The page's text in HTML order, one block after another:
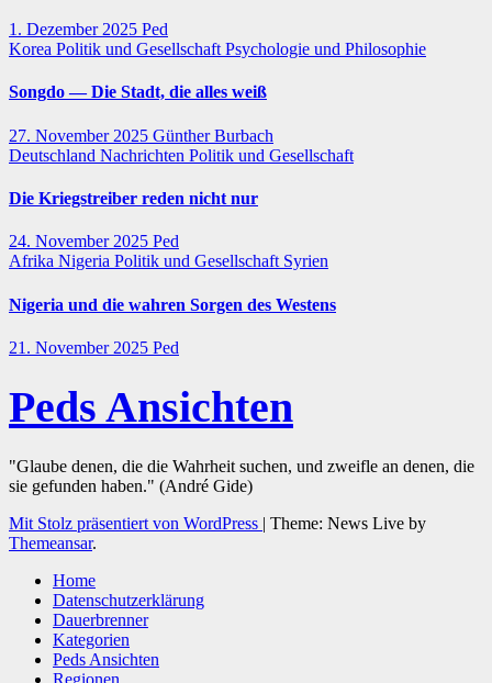
1. Dezember 2025 Ped
Korea Politik und Gesellschaft Psychologie und Philosophie
Songdo — Die Stadt, die alles weiß
27. November 2025 Günther Burbach
Deutschland Nachrichten Politik und Gesellschaft
Die Kriegstreiber reden nicht nur
24. November 2025 Ped
Afrika Nigeria Politik und Gesellschaft Syrien
Nigeria und die wahren Sorgen des Westens
21. November 2025 Ped
Peds Ansichten
"Glaube denen, die die Wahrheit suchen, und zweifle an denen, die
sie gefunden haben." (André Gide)
Mit Stolz präsentiert von WordPress | Theme: News Live by
Themeansar.
Home
Datenschutzerklärung
Dauerbrenner
Kategorien
Peds Ansichten
Regionen